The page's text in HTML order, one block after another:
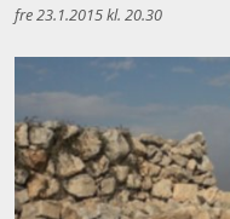
fre 23.1.2015 kl. 20.30